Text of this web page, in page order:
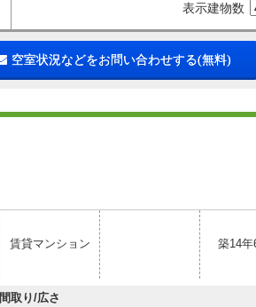
表示建物数
空室状況などをお問い合わせする(無料)
賃貸マンション 築14年
間取り/広さ